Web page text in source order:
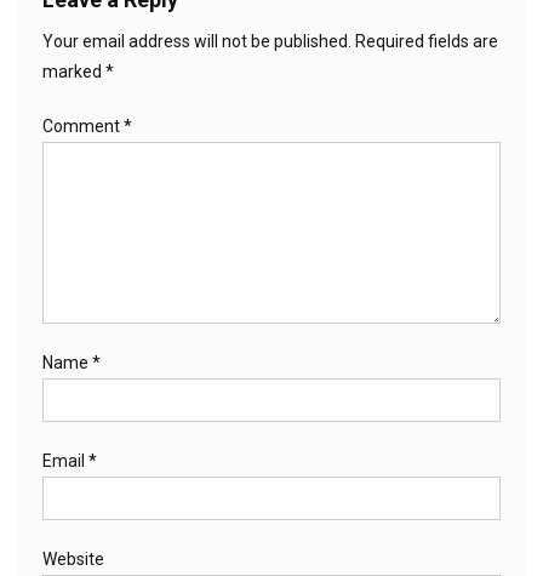
Your email address will not be published.
Required fields are
marked *
Comment*
Name *
Email *
Website